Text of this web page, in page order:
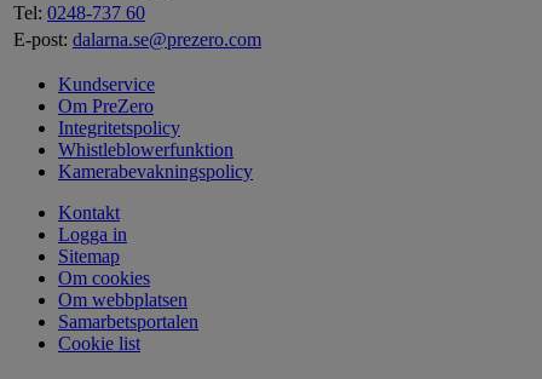
Tel: 0248-737 60
E-post: dalarna.se@prezero.com
Kundservice
Om PreZero
Integritetspolicy
Whistleblowerfunktion
Kamerabevakningspolicy
Kontakt
Logga in
Sitemap
Om cookies
Om webbplatsen
Samarbetsportalen
Cookie list